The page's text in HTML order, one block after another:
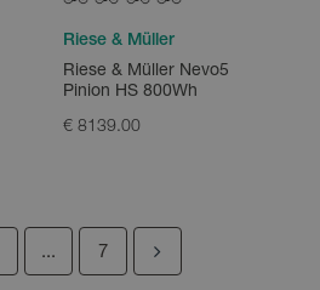
Riese & Müller
Riese & Müller Nevo5
Pinion HS 800Wh
€ 8139.00
... 7